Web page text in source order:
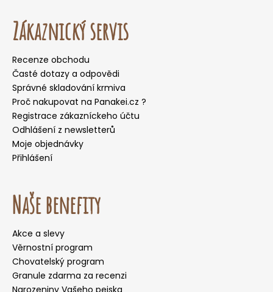
Zákaznický servis
Recenze obchodu
Časté dotazy a odpovědi
Správné skladování krmiva
Proč nakupovat na Panakei.cz ?
Registrace zákazníckeho účtu
Odhlášení z newsletterů
Moje objednávky
Přihlášení
Naše benefity
Akce a slevy
Věrnostní program
Chovatelský program
Granule zdarma za recenzi
Narozeniny Vašeho pejska